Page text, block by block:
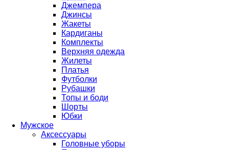
Джемпера
Джинсы
Жакеты
Кардиганы
Комплекты
Верхняя одежда
Жилеты
Платья
Футболки
Рубашки
Топы и боди
Шорты
Юбки
Мужское
Аксессуары
Головные уборы